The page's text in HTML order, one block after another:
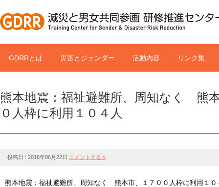
GDRRとは 災害とジェンダー 活動内容 リンク集
熊本地震：福祉避難所、周知なく 熊
０人枠に利用１０４人
投稿日 : 2016年06月22日 コメントする »
熊本地震：福祉避難所、周知なく 熊本市、１７００人枠に利用１０